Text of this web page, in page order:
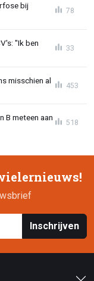
bij
78
"Ik ben
33
misschien al
453
B meteen aan
518
Inschrijven